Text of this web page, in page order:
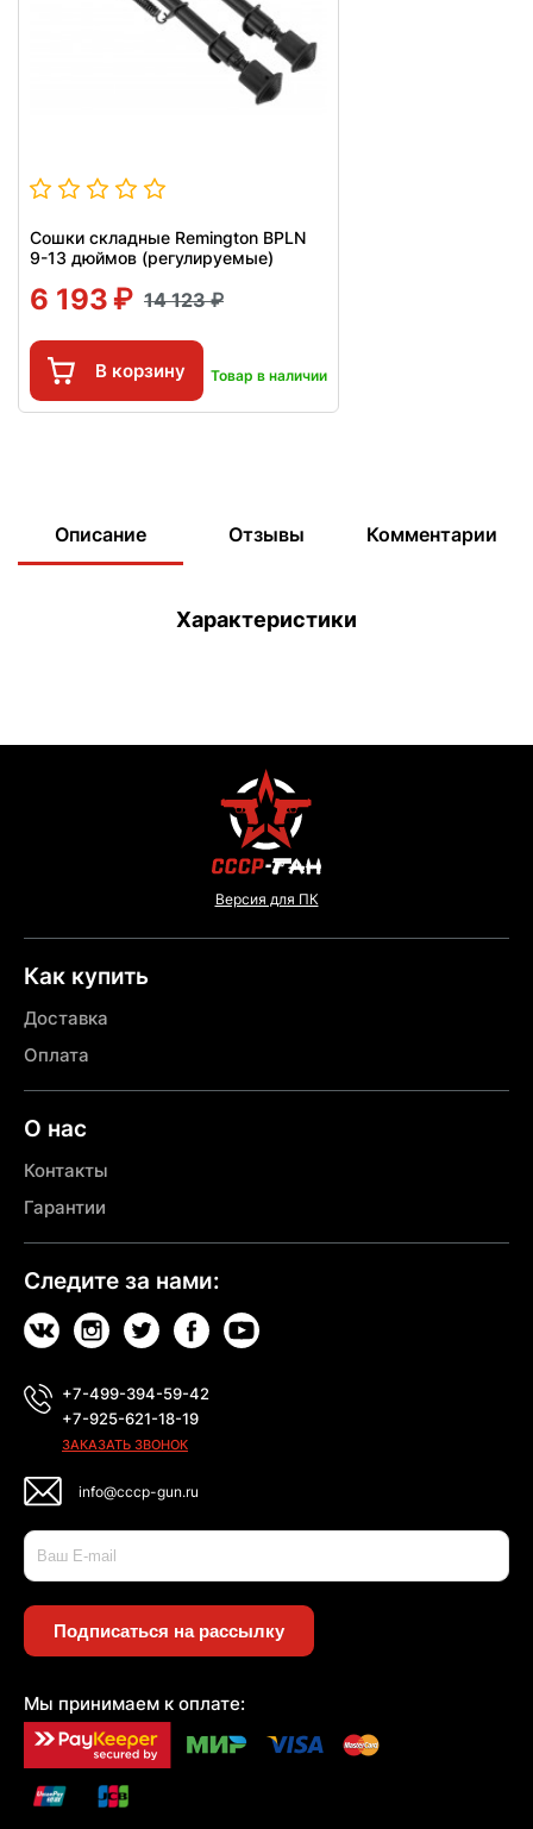
Сошки складные Remington BPLN
9-13 дюймов (регулируемые)
6 193 14 123
В корзину Товар в наличии
Описание Отзывы Комментарии
Характеристики
Версия для ПК
Как купить
Доставка
Оплата
О нас
Контакты
Гарантии
Следите за нами:
+7-499-394-59-42
+7-925-621-18-19
ЗАКАЗАТЬ ЗВОНОК
info@cccp-gun.ru
Подписаться на рассылку
Мы принимаем к оплате: